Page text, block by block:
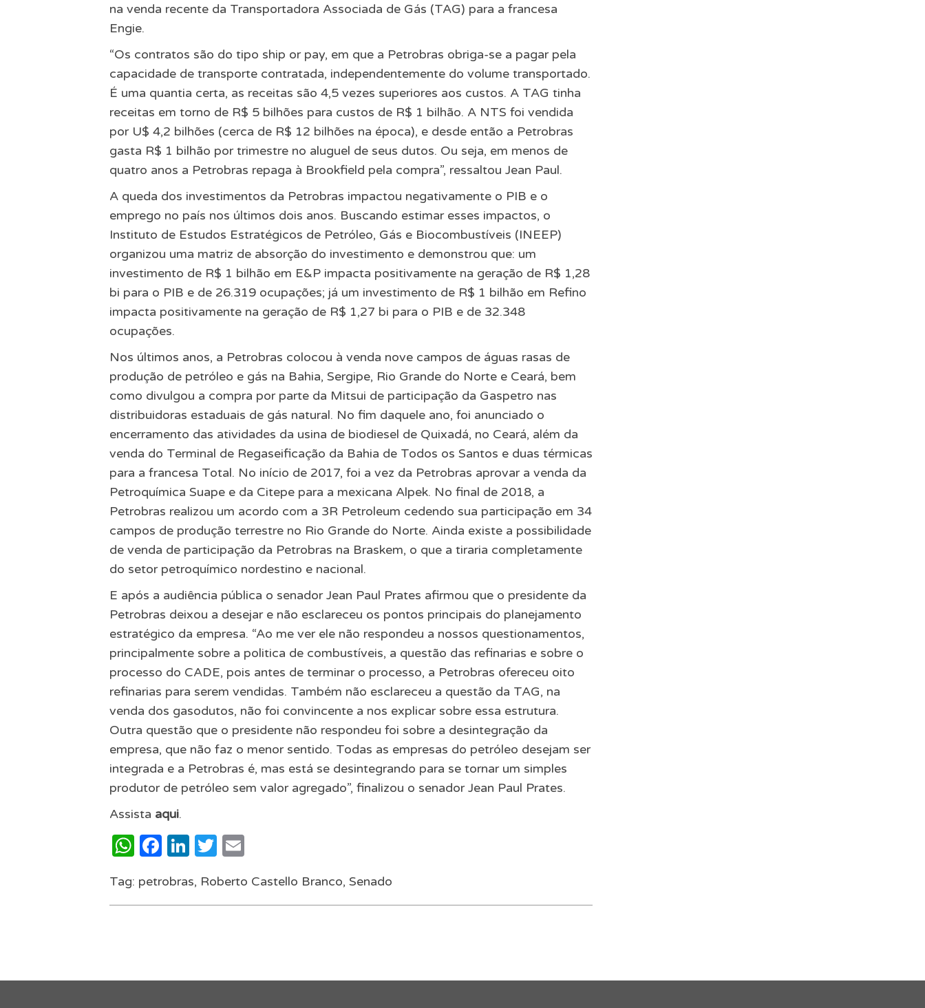
na venda recente da Transportadora Associada de Gás (TAG) para a francesa
Engie.
“Os contratos são do tipo ship or pay, em que a Petrobras obriga-se a pagar pela
capacidade de transporte contratada, independentemente do volume transportado.
É uma quantia certa, as receitas são 4,5 vezes superiores aos custos. A TAG tinha
receitas em torno de R$ 5 bilhões para custos de R$ 1 bilhão. A NTS foi vendida
por U$ 4,2 bilhões (cerca de R$ 12 bilhões na época), e desde então a Petrobras
gasta R$ 1 bilhão por trimestre no aluguel de seus dutos. Ou seja, em menos de
quatro anos a Petrobras repaga à Brookfield pela compra”, ressaltou Jean Paul.
A queda dos investimentos da Petrobras impactou negativamente o PIB e o
emprego no país nos últimos dois anos. Buscando estimar esses impactos, o
Instituto de Estudos Estratégicos de Petróleo, Gás e Biocombustíveis (INEEP)
organizou uma matriz de absorção do investimento e demonstrou que: um
investimento de R$ 1 bilhão em E&P impacta positivamente na geração de R$ 1,28
bi para o PIB e de 26.319 ocupações; já um investimento de R$ 1 bilhão em Refino
impacta positivamente na geração de R$ 1,27 bi para o PIB e de 32.348
ocupações.
Nos últimos anos, a Petrobras colocou à venda nove campos de águas rasas de
produção de petróleo e gás na Bahia, Sergipe, Rio Grande do Norte e Ceará, bem
como divulgou a compra por parte da Mitsui de participação da Gaspetro nas
distribuidoras estaduais de gás natural. No fim daquele ano, foi anunciado o
encerramento das atividades da usina de biodiesel de Quixadá, no Ceará, além da
venda do Terminal de Regaseificação da Bahia de Todos os Santos e duas térmicas
para a francesa Total. No início de 2017, foi a vez da Petrobras aprovar a venda da
Petroquímica Suape e da Citepe para a mexicana Alpek. No final de 2018, a
Petrobras realizou um acordo com a 3R Petroleum cedendo sua participação em 34
campos de produção terrestre no Rio Grande do Norte. Ainda existe a possibilidade
de venda de participação da Petrobras na Braskem, o que a tiraria completamente
do setor petroquímico nordestino e nacional.
E após a audiência pública o senador Jean Paul Prates afirmou que o presidente da
Petrobras deixou a desejar e não esclareceu os pontos principais do planejamento
estratégico da empresa. “Ao me ver ele não respondeu a nossos questionamentos,
principalmente sobre a politica de combustíveis, a questão das refinarias e sobre o
processo do CADE, pois antes de terminar o processo, a Petrobras ofereceu oito
refinarias para serem vendidas. Também não esclareceu a questão da TAG, na
venda dos gasodutos, não foi convincente a nos explicar sobre essa estrutura.
Outra questão que o presidente não respondeu foi sobre a desintegração da
empresa, que não faz o menor sentido. Todas as empresas do petróleo desejam ser
integrada e a Petrobras é, mas está se desintegrando para se tornar um simples
produtor de petróleo sem valor agregado”, finalizou o senador Jean Paul Prates.
Assista aqui.
WhatsApp
Facebook
LinkedIn
Twitter
Email
Tag: petrobras, Roberto Castello Branco, Senado